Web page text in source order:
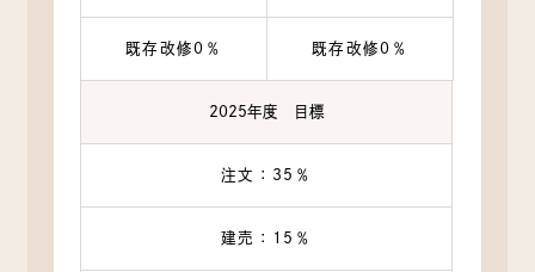
既存改修0％ 既存改修0％
2025年度 目標
注文：35％
建売：15％